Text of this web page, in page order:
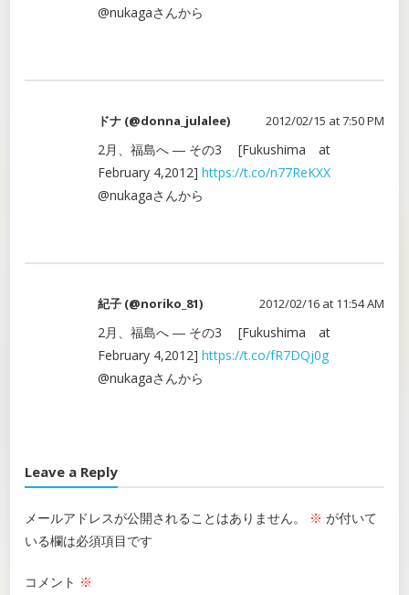
@nukagaさんから
ドナ (@donna_julalee) 2012/02/15 at 7:50 PM
2月、福島へ ― その3 [Fukushima at
February 4,2012]https://t.co/n77ReKXX
@nukagaさんから
紀子 (@noriko_81) 2012/02/16 at 11:54 AM
2月、福島へ ― その3 [Fukushima at
February 4,2012]https://t.co/fR7DQj0g
@nukagaさんから
Leave a Reply
メールアドレスが公開されることはありません。 ※ が付いて
いる欄は必須項目です
コメント ※